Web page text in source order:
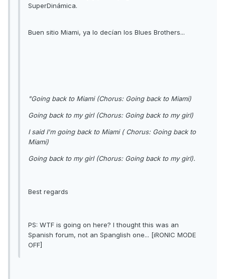
SuperDinámica.
Buen sitio Miami, ya lo decían los Blues Brothers...
"Going back to Miami (Chorus: Going back to Miami)
Going back to my girl (Chorus: Going back to my girl)
I said I'm going back to Miami ( Chorus: Going back to
Miami)
Going back to my girl (Chorus: Going back to my girl).
Best regards
PS: WTF is going on here? I thought this was an
Spanish forum, not an Spanglish one... [iRONIC MODE
OFF]